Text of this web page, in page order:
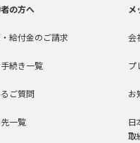
の方へ
給付金のご請求
続き一覧
ご質問
一覧
メ
会
プ
お
日
取